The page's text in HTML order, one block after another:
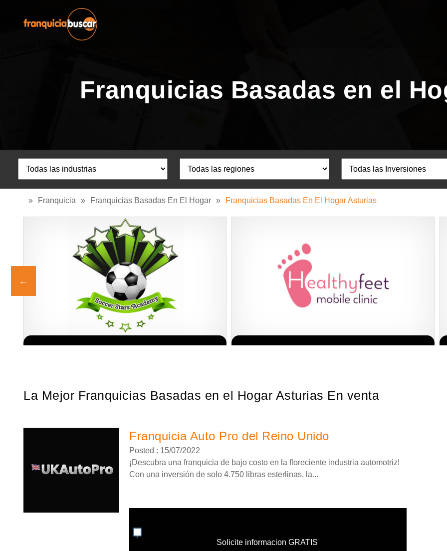
Franquicias Basadas en el
» Franquicia » Franquicias Basadas En El Hogar » Franquicias Basadas En El Hogar Asturias
La Mejor Franquicias Basadas en el Hogar Asturias En venta
Franquicia Auto Pro del Reino Unido
Posted : 15/07/2022
¡Descubra una franquicia de bajo costo en la floreciente industria automotriz!
Con una inversión de solo 4.750 libras esterlinas, la...
Solicite informacion GRATIS